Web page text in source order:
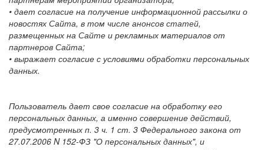
• дает согласие на получение информационной рассылки о
новостях Сайта, в том числе анонсов статей,
размещенных на Сайте и рекламных материалов от
партнеров Сайта;
• выражает согласие с условиями обработки персональных
данных.
Пользователь дает свое согласие на обработку его
персональных данных, а именно совершение действий,
предусмотренных п. 3 ч. 1 ст. 3 Федерального закона от
27.07.2006 N 152-ФЗ "О персональных данных", и